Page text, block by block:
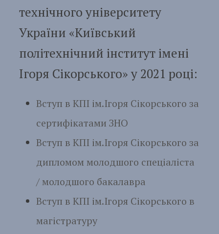
технічного університету
України «Київський
політехнічний інститут імені
Ігоря Сікорського» у 2021 році:
Вступ в КПІ ім.Ігоря Сікорського за
сертифікатами ЗНО
Вступ в КПІ ім.Ігоря Сікорського за
дипломом молодшого спеціаліста
/ молодшого бакалавра
Вступ в КПІ ім.Ігоря Сікорського в
магістратуру